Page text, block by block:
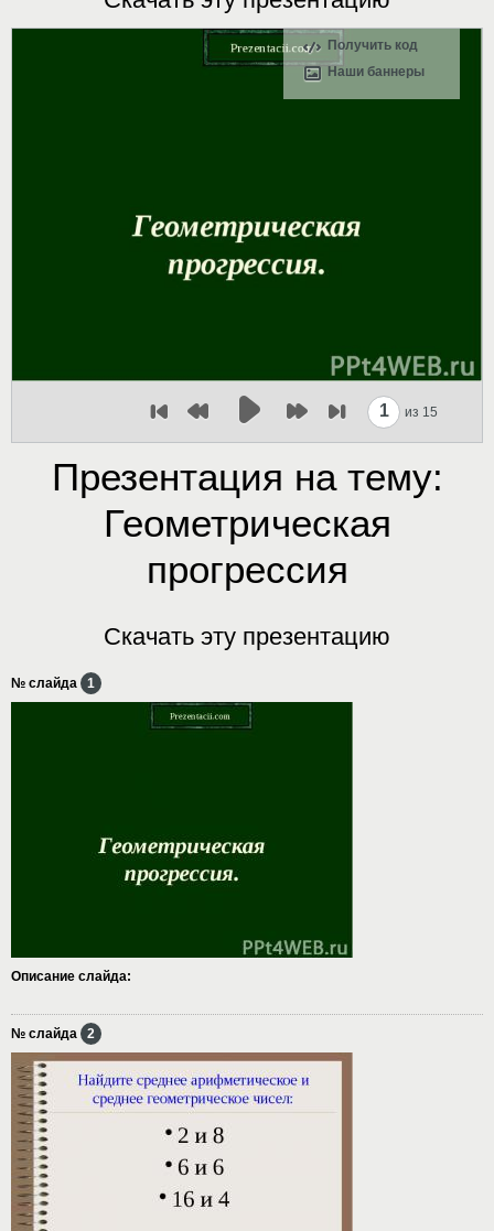
Получить код
Наши баннеры
1 из 15
Презентация на тему:
Геометрическая
прогрессия
Скачать эту презентацию
№ слайда 1
Описание слайда:
№ слайда 2